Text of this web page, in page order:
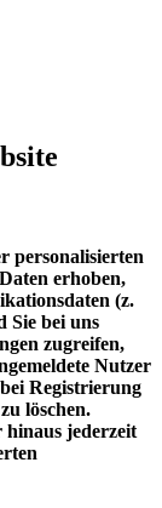
personalisierten
erhoben,
(z.
Sie bei uns
zugreifen,
Nutzer
Registrierung
löschen.
jederzeit